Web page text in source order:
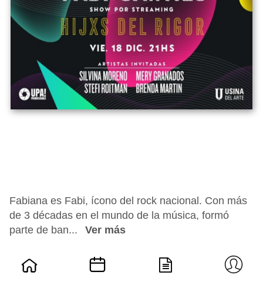
Fabiana es Fabi, ícono del rock nacional. Con más
de 3 décadas en el mundo de la música, formó
parte de ban...
Ver más